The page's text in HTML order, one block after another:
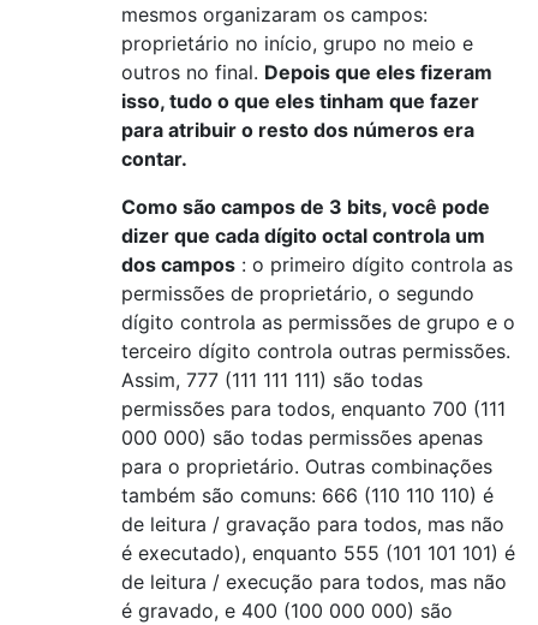
mesmos organizaram os campos:
proprietário no início, grupo no meio e
outros no final. Depois que eles fizeram
isso, tudo o que eles tinham que fazer
para atribuir o resto dos números era
contar.
Como são campos de 3 bits, você pode
dizer que cada dígito octal controla um
dos campos : o primeiro dígito controla as
permissões de proprietário, o segundo
dígito controla as permissões de grupo e o
terceiro dígito controla outras permissões.
Assim, 777 (111 111 111) são todas
permissões para todos, enquanto 700 (111
000 000) são todas permissões apenas
para o proprietário. Outras combinações
também são comuns: 666 (110 110 110) é
de leitura / gravação para todos, mas não
é executado), enquanto 555 (101 101 101) é
de leitura / execução para todos, mas não
é gravado, e 400 (100 000 000) são